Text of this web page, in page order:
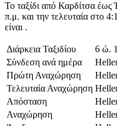
Το ταξίδι από Καρδίτσα
π.μ. και την τελευταία στο
είναι .
Διάρκεια Ταξιδίου
6 ώ.
Σύνδεση ανά ημέρα
Πρώτη Αναχώρηση
Τελευταία Αναχώρηση
Απόσταση
Αναχώρηση